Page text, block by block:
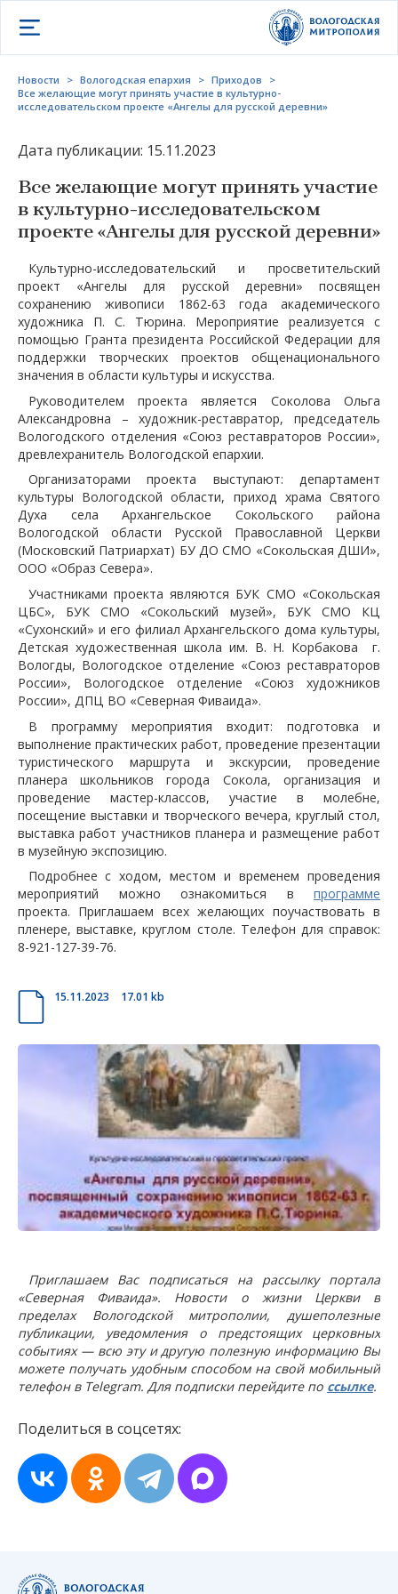
Открыть меню
Новости > Вологодская епархия > Приходов
>
Все желающие могут принять участие в культурно-
исследовательском проекте «Ангелы для русской деревни»
Дата публикации: 15.11.2023
Все желающие могут принять участие
в культурно-исследовательском
проекте «Ангелы для русской деревни»
Культурно-исследовательский и просветительский
проект «Ангелы для русской деревни» посвящен
сохранению живописи 1862-63 года академического
художника П. С. Тюрина. Мероприятие реализуется с
помощью Гранта президента Российской Федерации для
поддержки творческих проектов общенационального
значения в области культуры и искусства.
Руководителем проекта является Соколова Ольга
Александровна – художник-реставратор, председатель
Вологодского отделения «Союз реставраторов России»,
древлехранитель Вологодской епархии.
Организаторами проекта выступают: департамент
культуры Вологодской области, приход храма Святого
Духа села Архангельское Сокольского района
Вологодской области Русской Православной Церкви
(Московский Патриархат) БУ ДО СМО «Сокольская ДШИ»,
ООО «Образ Севера».
Участниками проекта являются БУК СМО «Сокольская
ЦБС», БУК СМО «Сокольский музей», БУК СМО КЦ
«Сухонский» и его филиал Архангельского дома культуры,
Детская художественная школа им. В. Н. Корбакова г.
Вологды, Вологодское отделение «Союз реставраторов
России», Вологодское отделение «Союз художников
России», ДПЦ ВО «Северная Фиваида».
В программу мероприятия входит: подготовка и
выполнение практических работ, проведение презентации
туристического маршрута и экскурсии, проведение
планера школьников города Сокола, организация и
проведение мастер-классов, участие в молебне,
посещение выставки и творческого вечера, круглый стол,
выставка работ участников планера и размещение работ
в музейную экспозицию.
Подробнее с ходом, местом и временем проведения
мероприятий можно ознакомиться в программе
проекта. Приглашаем всех желающих поучаствовать в
пленере, выставке, круглом столе. Телефон для справок:
8-921-127-39-76.
15.11.2023 17.01 kb
Приглашаем Вас подписаться на рассылку портала
«Северная Фиваида». Новости о жизни Церкви в
пределах Вологодской митрополии, душеполезные
публикации, уведомления о предстоящих церковных
событиях — всю эту и другую полезную информацию Вы
можете получать удобным способом на свой мобильный
телефон в Telegram. Для подписки перейдите по ссылке.
Поделиться в соцсетях: